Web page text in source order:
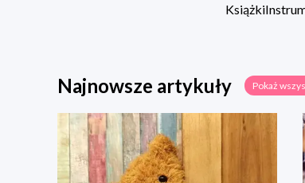
Książki
Najnowsze artykuły Pokaż